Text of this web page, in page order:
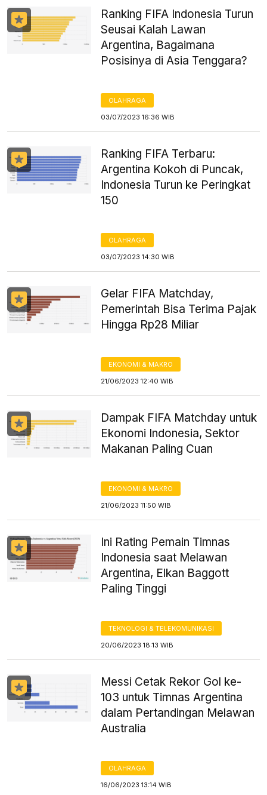
Ranking FIFA Indonesia Turun
Seusai Kalah Lawan
Argentina, Bagaimana
Posisinya di Asia Tenggara?
OLAHRAGA
03/07/2023 16:36 WIB
Ranking FIFA Terbaru:
Argentina Kokoh di Puncak,
Indonesia Turun ke Peringkat
150
OLAHRAGA
03/07/2023 14:30 WIB
Gelar FIFA Matchday,
Pemerintah Bisa Terima Pajak
Hingga Rp28 Miliar
EKONOMI & MAKRO
21/06/2023 12:40 WIB
Dampak FIFA Matchday untuk
Ekonomi Indonesia, Sektor
Makanan Paling Cuan
EKONOMI & MAKRO
21/06/2023 11:50 WIB
Ini Rating Pemain Timnas
Indonesia saat Melawan
Argentina, Elkan Baggott
Paling Tinggi
TEKNOLOGI & TELEKOMUNIKASI
20/06/2023 18:13 WIB
Messi Cetak Rekor Gol ke-
103 untuk Timnas Argentina
dalam Pertandingan Melawan
Australia
OLAHRAGA
16/06/2023 13:14 WIB